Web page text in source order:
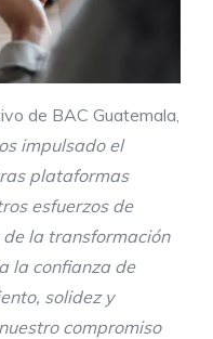
de BAC Guatemala,
impulsado el
plataformas
esfuerzos de
la transformación
la confianza de
solidez y
compromiso